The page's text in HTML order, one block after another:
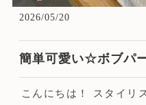
2026/05/20
簡単可愛い☆ボブパ
こんにちは！ スタイリ